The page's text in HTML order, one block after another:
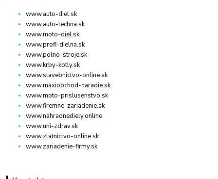
www.auto-diel.sk
www.auto-techna.sk
www.moto-diel.sk
www.profi-dielna.sk
www.polno-stroje.sk
www.krby-kotly.sk
www.stavebnictvo-online.sk
www.maxiobchod-naradie.sk
www.moto-prislusenstvo.sk
www.firemne-zariadenie.sk
www.nahradnediely.online
www.uni-zdrav.sk
www.zlatnictvo-online.sk
www.zariadenie-firmy.sk